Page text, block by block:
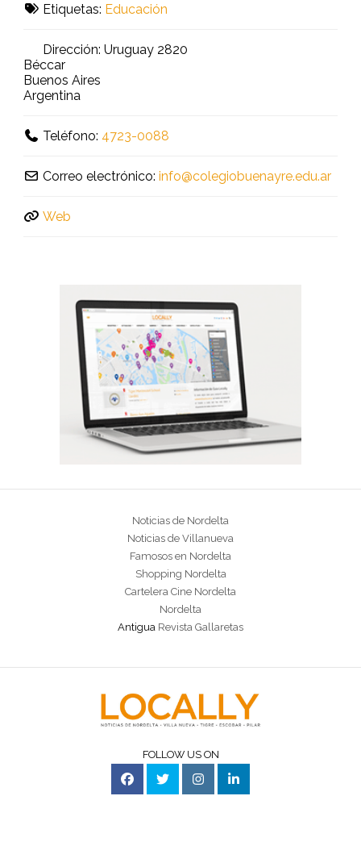
Etiquetas: Educación
Dirección:Uruguay 2820
Béccar
Buenos Aires
Argentina
Teléfono: 4723-0088
Correo electrónico:info@colegiobuenayre.edu.ar
Web
Noticias de Nordelta
Noticias de Villanueva
Famosos en Nordelta
Shopping Nordelta
Cartelera Cine Nordelta
Nordelta
Antigua Revista Gallaretas
FOLLOW US ON